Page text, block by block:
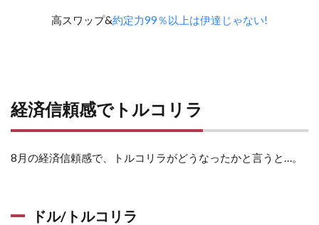
高スワップ&約定力99％以上は伊達じゃない!
経済信頼感でトルコリラ
8月の経済信頼感で、トルコリラがどうなったかと言うと…。
ドル/トルコリラ